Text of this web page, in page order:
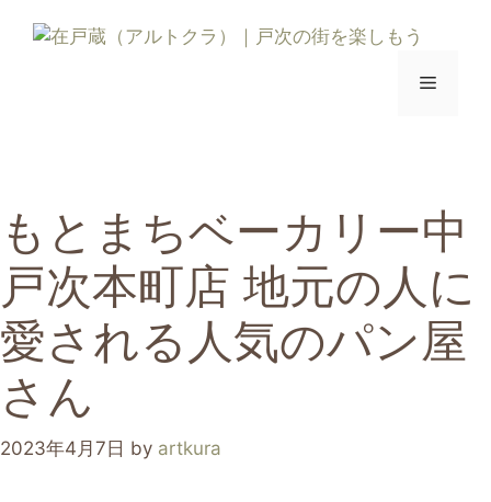
ッ
プ
メ
ュ
ー
もとまちベーカリー中
戸次本町店 地元の人に
愛される人気のパン屋
さん
2023年4月7日 by artkura